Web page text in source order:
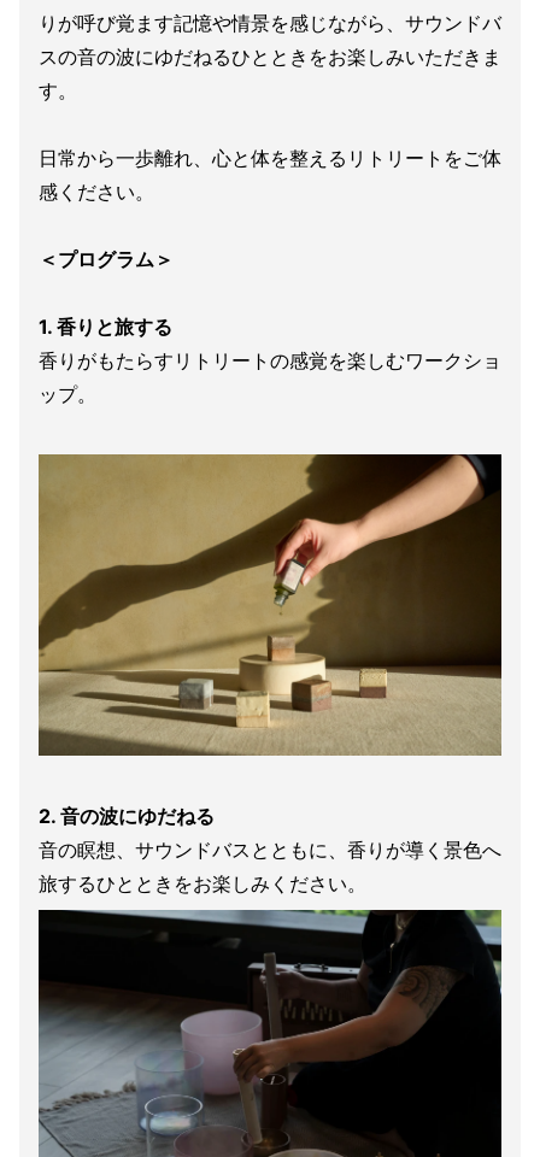
りが呼び覚ます記憶や情景を感じながら、サウンドバ
スの音の波にゆだねるひとときをお楽しみいただきま
す。
日常から一歩離れ、心と体を整えるリトリートをご体
感ください。
＜プログラム＞
1. 香りと旅する
香りがもたらすリトリートの感覚を楽しむワークショ
ップ。
2. 音の波にゆだねる
音の瞑想、サウンドバスとともに、香りが導く景色へ
旅するひとときをお楽しみください。